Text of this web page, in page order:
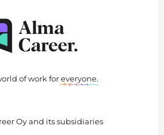
of work foreveryone.
Oy and its subsidiaries